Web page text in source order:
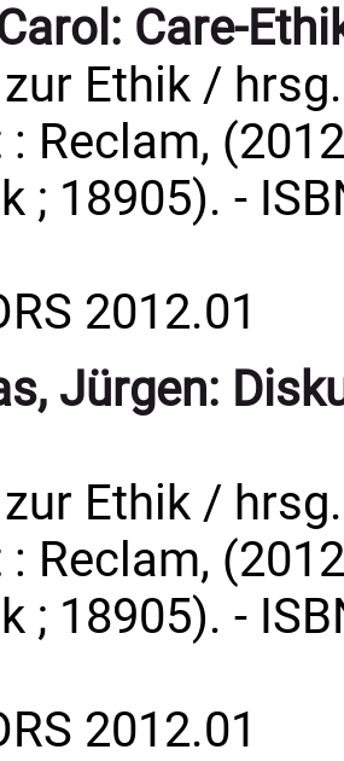
Care-
Ethik /
Reclam,
; 18905). -
2012.01
Jürgen:
Ethik /
Reclam,
; 18905). -
2012.01